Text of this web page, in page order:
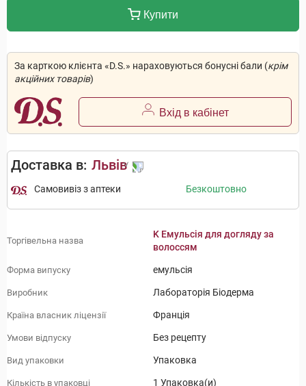
Купити
За карткою клієнта «D.S.» нараховуються бонусні бали (крім
акційних товарів)
Вхід в кабінет
Доставка в: Львів
Самовивіз з аптеки Безкоштовно
Торгівельна назва
K Емульсія для догляду за
волоссям
Форма випуску емульсія
Виробник Лабораторія Біодерма
Країна власник ліцензії Франція
Умови відпуску Без рецепту
Вид упаковки Упаковка
Кількість в упаковці 1 Упаковка(и)